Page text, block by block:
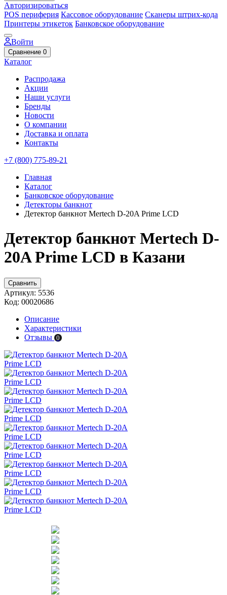
Авторизироваться
POS периферия Кассовое оборудование Сканеры штрих-кода
Принтеры этикеток Банковское оборудование
Войти
Сравнение 0
Каталог
Распродажа
Акции
Наши услуги
Бренды
Новости
О компании
Доставка и оплата
Контакты
+7 (800) 775-89-21
Главная
Каталог
Банковское оборудование
Детекторы банкнот
Детектор банкнот Mertech D-20A Prime LСD
Детектор банкнот Mertech D-
20A Prime LСD в Казани
Сравнить
Артикул: 5536
Код: 00020686
Описание
Характеристики
Отзывы 0